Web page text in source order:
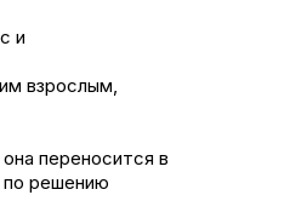
и
взрослым,
переносится в
по решению